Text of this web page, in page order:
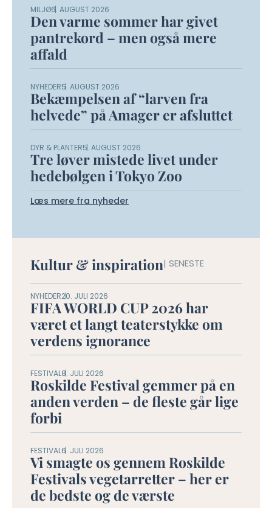
MILJØ6. AUGUST 2026
Den varme sommer har givet
pantrekord – men også mere
affald
NYHEDER5. AUGUST 2026
Bekæmpelsen af “larven fra
helvede” på Amager er afsluttet
DYR & PLANTER5. AUGUST 2026
Tre løver mistede livet under
hedebølgen i Tokyo Zoo
Læs mere fra nyheder
Kultur & inspiration| SENESTE
NYHEDER20. JULI 2026
FIFA WORLD CUP 2026 har
været et langt teaterstykke om
verdens ignorance
FESTIVAL8. JULI 2026
Roskilde Festival gemmer på en
anden verden – de fleste går lige
forbi
FESTIVAL6. JULI 2026
Vi smagte os gennem Roskilde
Festivals vegetarretter – her er
de bedste og de værste